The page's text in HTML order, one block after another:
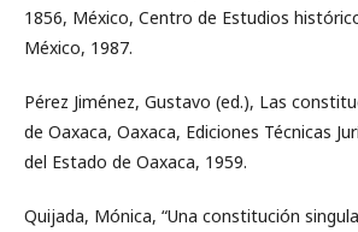
1856, México, Centro de Estudios
México, 1987.
Pérez Jiménez, Gustavo (ed.), Las
de Oaxaca, Oaxaca, Ediciones Técnicas
del Estado de Oaxaca, 1959.
Quijada, Mónica, “Una constitución